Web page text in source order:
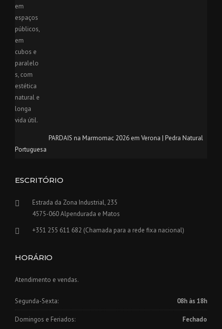
PARDAIS na Marmomac 2026 em Verona | Pedra Natural
Portuguesa
ESCRITÓRIO
Estrada da Zona Industrial, 235
4575-060 Alpendurada e Matos
+351 255 611 682 (Chamada para a rede fixa nacional)
HORÁRIO
Atendimento e vendas.
Segunda-Sexta: 08h às 18h
Domingos e Feriados: Fechado